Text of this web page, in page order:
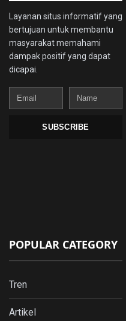
Layanan situs informatif yang
bertujuan untuk membantu
masyarakat memahami
dampak positif yang dapat
dicapai.
Email
Name
SUBSCRIBE
POPULAR CATEGORY
Tren
Artikel